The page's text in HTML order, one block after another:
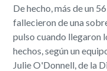
De hecho, más de un
fallecieron de una
pulso cuando llegaron
hechos, según un
Julie O'Donnell, de la